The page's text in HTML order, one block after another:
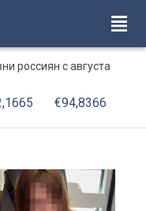
россиян с августа
€94,8366